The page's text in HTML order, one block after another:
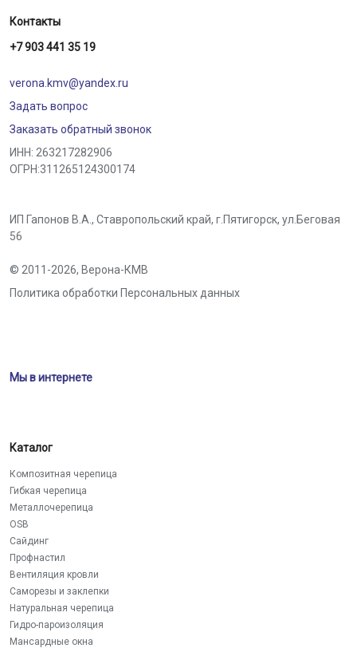
Контакты
+7 903 441 35 19
verona.kmv@yandex.ru
Задать вопрос
Заказать обратный звонок
ИНН: 263217282906
ОГРН:311265124300174
ИП Гапонов В.А., Ставропольский край, г.Пятигорск, ул.Беговая
56
© 2011-2026, Верона-КМВ
Политика обработки Персональных данных
Мы в интернете
Каталог
Композитная черепица
Гибкая черепица
Металлочерепица
OSB
Сайдинг
Профнастил
Вентиляция кровли
Саморезы и заклепки
Натуральная черепица
Гидро-пароизоляция
Мансардные окна